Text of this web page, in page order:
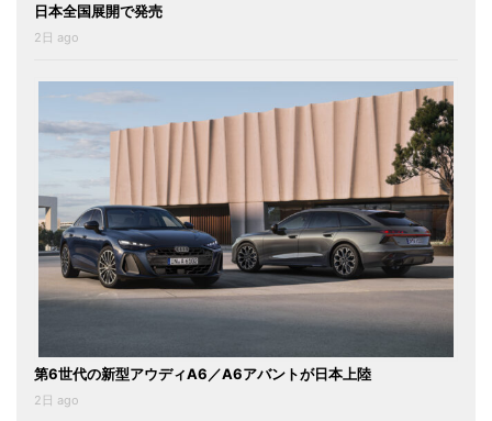
日本全国展開で発売
2日 ago
第6世代の新型アウディA6／A6アバントが日本上陸
2日 ago